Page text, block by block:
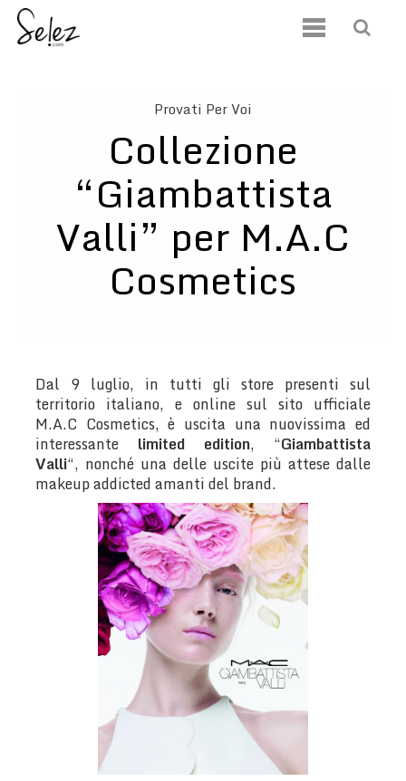
Provati Per Voi
Collezione
“Giambattista
Valli” per M.A.C
Cosmetics
Dal 9 luglio, in tutti gli store presenti sul
territorio italiano, e online sul sito ufficiale
M.A.C Cosmetics, è uscita una nuovissima ed
interessante limited edition, “Giambattista
Valli“, nonché una delle uscite più attese dalle
makeup addicted amanti del brand.